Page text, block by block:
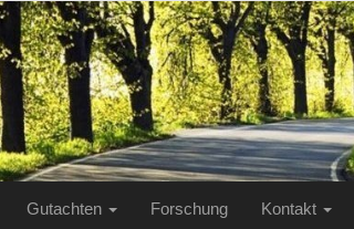
Gutachten Forschung Kontakt